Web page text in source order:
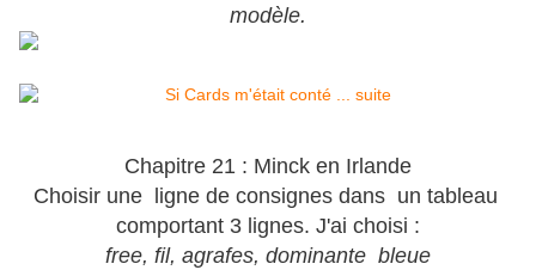
modèle.
Chapitre 21 : Minck en Irlande
Choisir une ligne de consignes dans un tableau
comportant 3 lignes. J'ai choisi :
free, fil, agrafes, dominante bleue